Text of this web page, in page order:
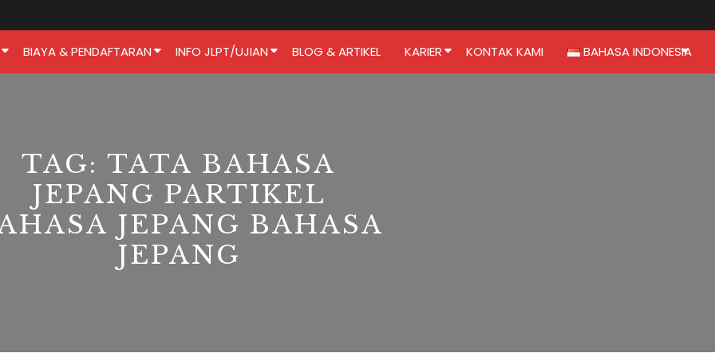
BIAYA & PENDAFTARAN INFO JLPT/UJIAN BLOG & ARTIKEL KARIER KONTAK KAMI BAHASA INDONESIA
TAG: TATA BAHASA
JEPANG PARTIKEL
JEPANG BAHASA
JEPANG